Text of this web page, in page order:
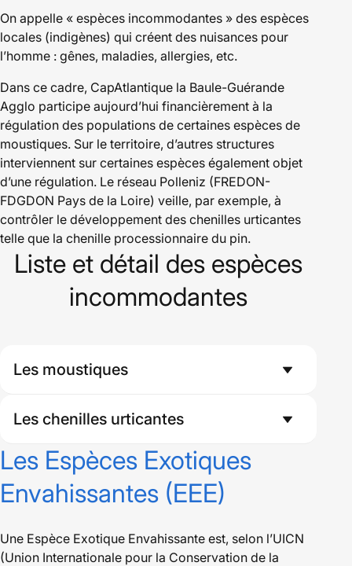
On appelle « espèces incommodantes » des espèces
locales (indigènes) qui créent des nuisances pour
l’homme : gênes, maladies, allergies, etc.
Dans ce cadre, CapAtlantique la Baule-Guérande
Agglo participe aujourd’hui financièrement à la
régulation des populations de certaines espèces de
moustiques. Sur le territoire, d’autres structures
interviennent sur certaines espèces également objet
d’une régulation. Le réseau Polleniz (FREDON-
FDGDON Pays de la Loire) veille, par exemple, à
contrôler le développement des chenilles urticantes
telle que la chenille processionnaire du pin.
Liste et détail des espèces
incommodantes
Les moustiques
Les chenilles urticantes
Les Espèces Exotiques
Envahissantes (EEE)
Une Espèce Exotique Envahissante est, selon l’UICN
(Union Internationale pour la Conservation de la